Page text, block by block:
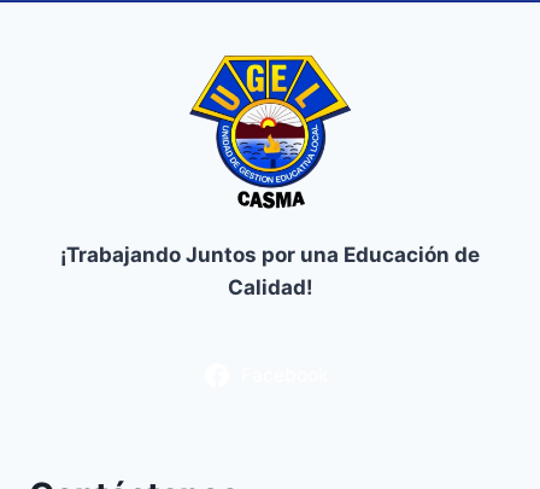
¡Trabajando Juntos por una Educación de
Calidad!